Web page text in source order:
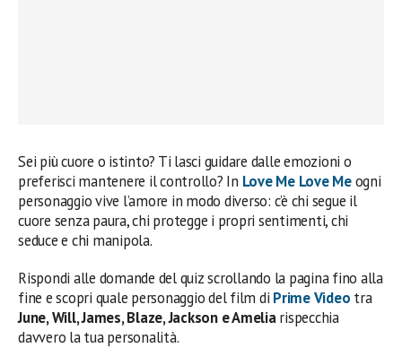
Sei più cuore o istinto? Ti lasci guidare dalle emozioni o
preferisci mantenere il controllo? In Love Me Love Meogni
personaggio vive l’amore in modo diverso: c’è chi segue il
cuore senza paura, chi protegge i propri sentimenti, chi
seduce e chi manipola.
Rispondi alle domande del quiz scrollando la pagina fino alla
fine e scopri quale personaggio del film di Prime Video tra
June, Will, James, Blaze, Jackson e Ameliarispecchia
davvero la tua personalità.